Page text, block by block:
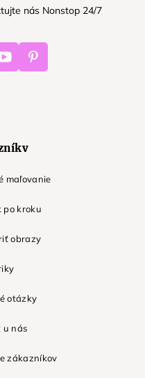
nás Nonstop 24/7
Youtube Pinterest
maľovanie
po kroku
obrazy
otázky
u nás
zákazníkov